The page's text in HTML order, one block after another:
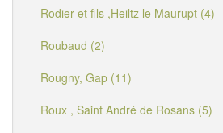
Rodier et fils ,Heiltz le Maurupt (4)
Roubaud (2)
Rougny, Gap (11)
Roux , Saint André de Rosans (5)